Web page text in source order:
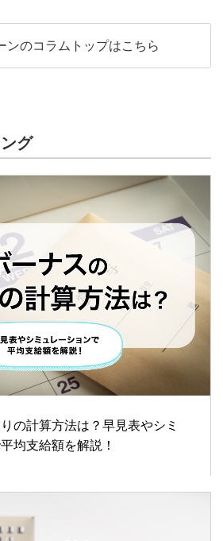
ンのコラムトップはこちら
グ
の計算方法は？早見表やシミ
均支給額を解説！